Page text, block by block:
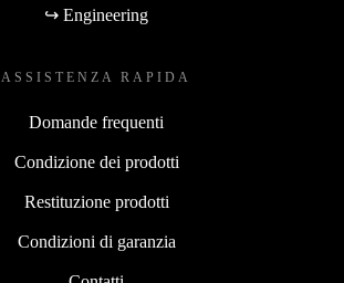
↪ Engineering
ASSISTENZA RAPIDA
Domande frequenti
Condizione dei prodotti
Restituzione prodotti
Condizioni di garanzia